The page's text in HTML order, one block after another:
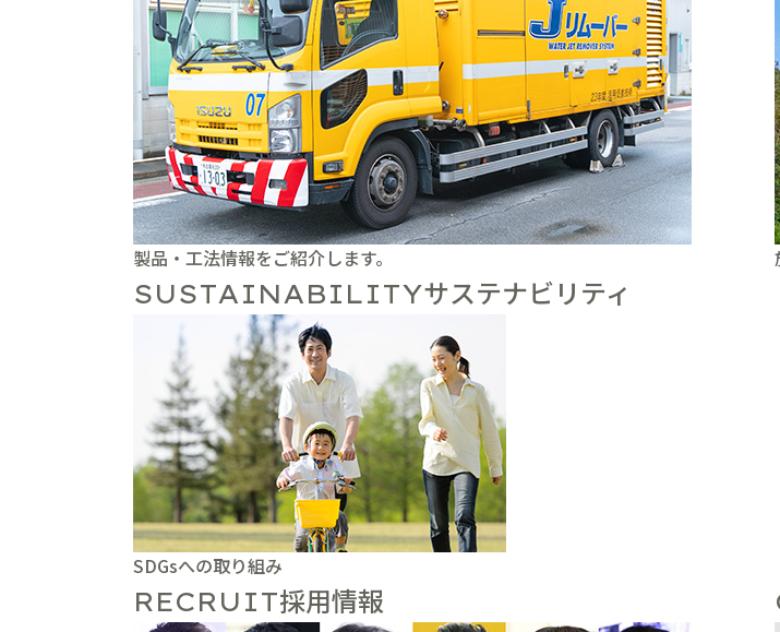
製品・工法情報をご紹介します。
SUSTAINABILITYサステナビリティ
SDGsへの取り組み
RECRUIT採用情報